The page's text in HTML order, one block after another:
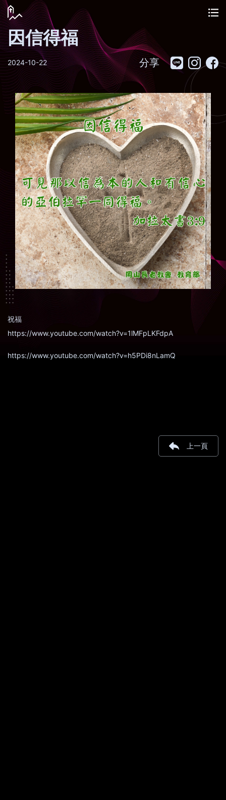
因信得福
2024-10-22 分享
祝福
https://www.youtube.com/watch?v=1lMFpLKFdpA
https://www.youtube.com/watch?v=h5PDi8nLamQ
上一頁